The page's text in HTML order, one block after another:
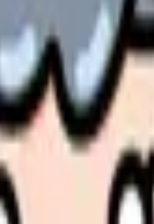
件を正しく理解したうえで、
んか。